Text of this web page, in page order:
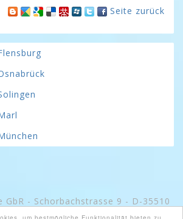
Seite zurück
GbR - Schorbachstrasse 9 - D-35510
-
www.googeln.org